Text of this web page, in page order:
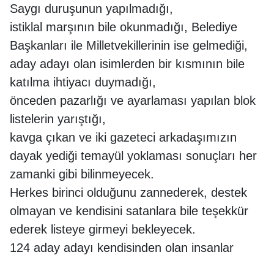
Saygı duruşunun yapılmadığı,
istiklal marşının bile okunmadığı, Belediye
Başkanları ile Milletvekillerinin ise gelmediği,
aday adayı olan isimlerden bir kısmının bile
katılma ihtiyacı duymadığı,
önceden pazarlığı ve ayarlaması yapılan blok
listelerin yarıştığı,
kavga çıkan ve iki gazeteci arkadaşımızın
dayak yediği temayül yoklaması sonuçları her
zamanki gibi bilinmeyecek.
Herkes birinci olduğunu zannederek, destek
olmayan ve kendisini satanlara bile teşekkür
ederek listeye girmeyi bekleyecek.
124 aday adayı kendisinden olan insanlar